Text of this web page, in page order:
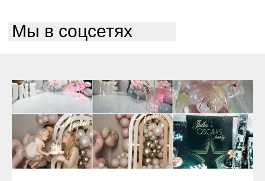
Мы в соцсетях